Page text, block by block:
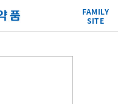
FAMILY
SITE